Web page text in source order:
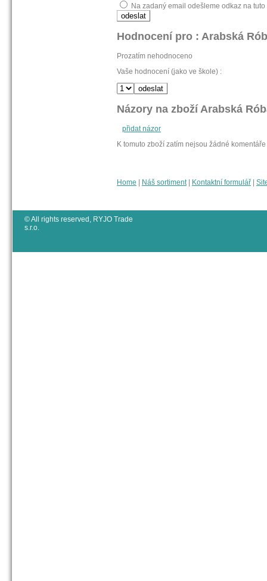
Na zadaný email odešleme odkaz na
Hodnocení pro : Arabská
Prozatím nehodnoceno
Vaše hodnocení (jako ve škole) :
Názory na zboží Arabská
přidat názor
K tomuto zboží zatím nejsou žádné komentáře
Home | Náš sortiment | Kontaktní formulář |
© All rights reserved, RYJO Trade
s.r.o.